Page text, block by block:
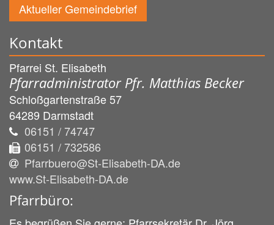
Aktueller Gemeindebrief
Kontakt
Pfarrei St. Elisabeth
Pfarradministrator Pfr. Matthias Becker
Schloßgartenstraße 57
64289 Darmstadt
06151 / 74747
06151 / 732586
Pfarrbuero@St-Elisabeth-DA.de
www.St-Elisabeth-DA.de
Pfarrbüro: